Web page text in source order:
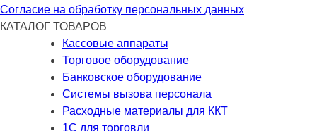
Согласие на обработку персональных данных
КАТАЛОГ ТОВАРОВ
Кассовые аппараты
Торговое оборудование
Банковское оборудование
Системы вызова персонала
Расходные материалы для ККТ
1С для торговли